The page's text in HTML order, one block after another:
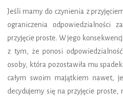
Jeśli mamy do czynienia z
ograniczenia odpowiedzialności
przyjęcie proste. W jego
z tym, że ponosi
osoby, która pozostawiła mu
całym swoim majątkiem nawet,
decydujemy się na przyjęcie proste,